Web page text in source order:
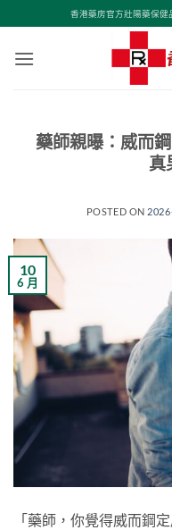
to
content
香港藥房官方壯陽藥保健
藥師親曝：威而
真
POSTED ON
10
6 月
「藥師，你覺得威而鋼